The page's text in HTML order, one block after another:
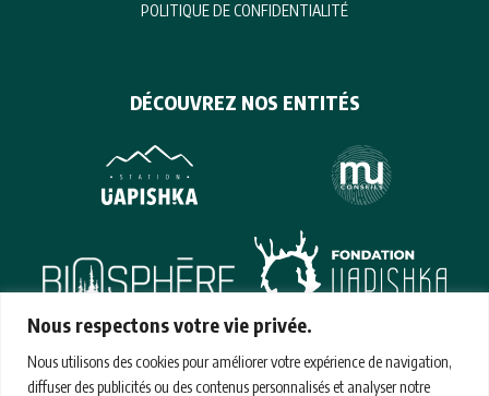
Nous respectons votre vie privée.
Nous utilisons des cookies pour améliorer votre expérience de navigation,
diffuser des publicités ou des contenus personnalisés et analyser notre
POLITIQUE DE CONFIDENTIALITÉ
DÉCOUVREZ NOS ENTITÉS
SIÈGE SOCIAL